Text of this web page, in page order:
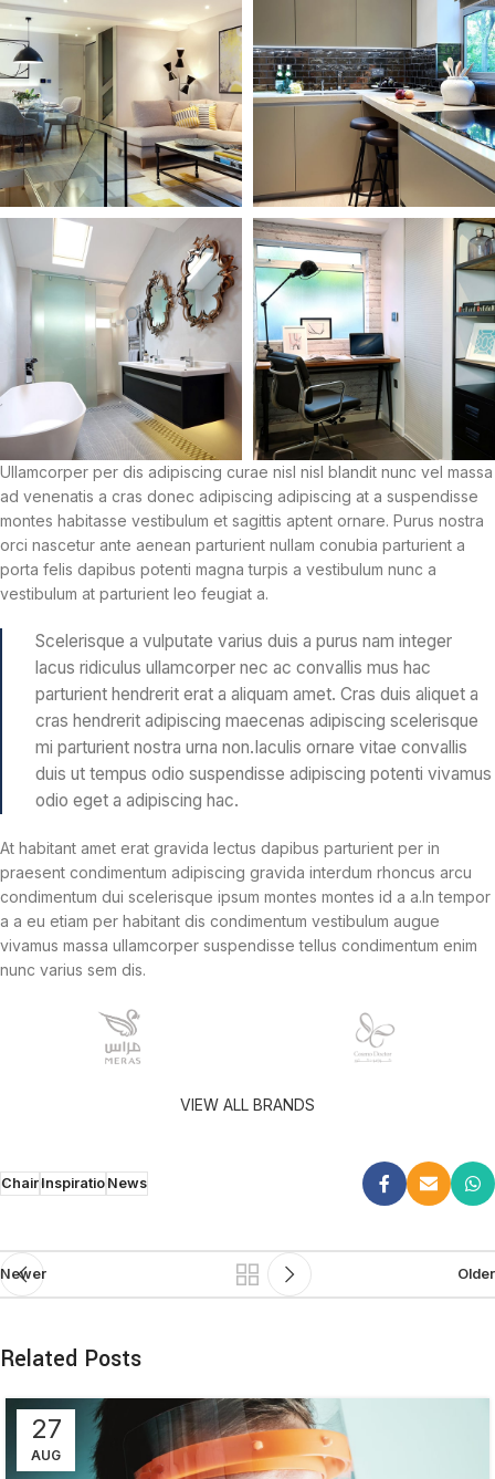
Ullamcorper per dis adipiscing curae nisl nisl blandit nunc vel massa
ad venenatis a cras donec adipiscing adipiscing at a suspendisse
montes habitasse vestibulum et sagittis aptent ornare. Purus nostra
orci nascetur ante aenean parturient nullam conubia parturient a
porta felis dapibus potenti magna turpis a vestibulum nunc a
vestibulum at parturient leo feugiat a.
Scelerisque a vulputate varius duis a purus nam integer
lacus ridiculus ullamcorper nec ac convallis mus hac
parturient hendrerit erat a aliquam amet. Cras duis aliquet a
cras hendrerit adipiscing maecenas adipiscing scelerisque
mi parturient nostra urna non.Iaculis ornare vitae convallis
duis ut tempus odio suspendisse adipiscing potenti vivamus
odio eget a adipiscing hac.
At habitant amet erat gravida lectus dapibus parturient per in
praesent condimentum adipiscing gravida interdum rhoncus arcu
condimentum dui scelerisque ipsum montes montes id a a.In tempor
a a eu etiam per habitant dis condimentum vestibulum augue
vivamus massa ullamcorper suspendisse tellus condimentum enim
nunc varius sem dis.
VIEW ALL BRANDS
ChairInspiratioNews
Newer Older
Related Posts
27
AUG